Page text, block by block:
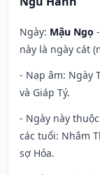
Ngày: Mậu Ngọ
này là ngày cát
- Nạp âm: Ngày
và Giáp Tý.
- Ngày này
các tuổi: Nhâm
sợ Hỏa.